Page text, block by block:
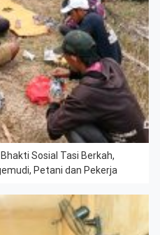
Sosial Tasi Berkah,
Petani dan Pekerja